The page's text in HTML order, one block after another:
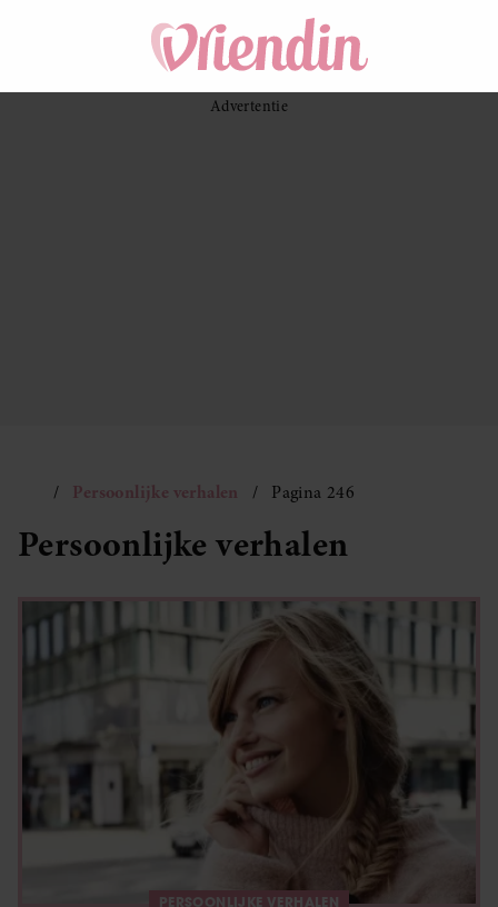
Persoonlijke verhalen Pagina 246
Persoonlijke verhalen
PERSOONLIJKE VERHALEN